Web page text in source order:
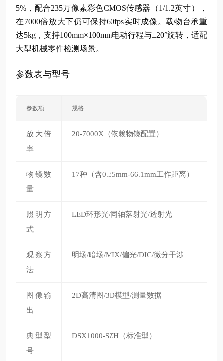
5%，配合235万像素彩色CMOS传感器（1/1.2英寸），
在7000倍放大下仍可保持60fps实时成像。载物台承重
达5kg，支持100mm×100mm电动行程与±20°旋转，适配
大型机械零件检测场景。
参数表与型号
参数项 规格
放大倍
率
20-7000X（依赖物镜配置）
物镜数
量
17种（含0.35mm-66.1mm工作距离）
照明方
式
LED环形光/同轴落射光/透射光
观察方
法
明场/暗场/MIX/偏光/DIC/微分干涉
图像输
出
2D高清图/3D模型/测量数据
典型型
号
DSX1000-SZH（标准型）